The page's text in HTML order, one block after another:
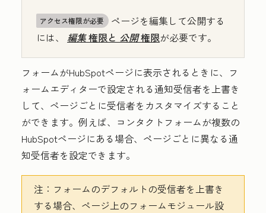
アクセス権限が必要
ページを編集して公開する
には、
編集権限と 公開権限が必要です。
フォームがHubSpotページに表示されるときに、フ
ォームエディターで設定される通知受信者を上書き
して、ページごとに受信者をカスタマイズすること
ができます。例えば、コンタクトフォームが複数の
HubSpotページにある場合、ページごとに異なる通
知受信者を設定できます。
注： フォームのデフォルトの受信者を上書き
する場合、ページ上のフォームモジュール設